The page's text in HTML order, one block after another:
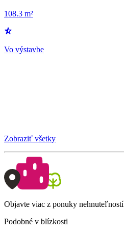
108.3 m²
Vo výstavbe
Zobraziť všetky
Objavte viac z ponuky nehnuteľností
Podobné v blízkosti